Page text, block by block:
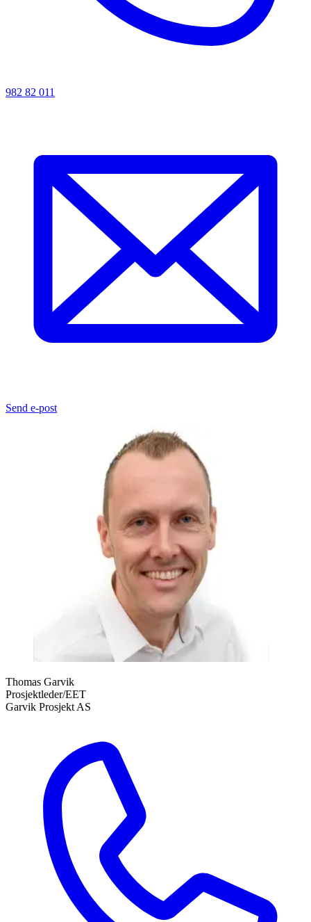
982 82 011
Send e-post
Thomas Garvik
Prosjektleder/EET
Garvik Prosjekt AS